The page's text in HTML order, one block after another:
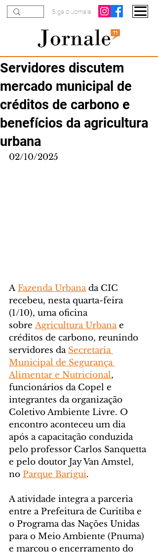
Siga o Jornale
Servidores discutem
mercado municipal de
créditos de carbono e
benefícios da agricultura
urbana
02/10/2025
A Fazenda Urbana da CIC
recebeu, nesta quarta-feira
(1/10), uma oficina
sobre Agricultura Urbana e
créditos de carbono, reunindo
servidores da Secretaria
Municipal de Segurança
Alimentar e Nutricional,
funcionários da Copel e
integrantes da organização
Coletivo Ambiente Livre. O
encontro aconteceu um dia
após a capacitação conduzida
pelo professor Carlos Sanquetta
e pelo doutor Jay Van Amstel,
no Parque Barigui.
A atividade integra a parceria
entre a Prefeitura de Curitiba e
o Programa das Nações Unidas
para o Meio Ambiente (Pnuma)
e marcou o encerramento do